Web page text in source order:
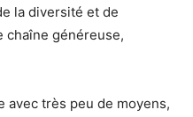
la diversité et de
chaîne généreuse,
avec très peu de moyens,